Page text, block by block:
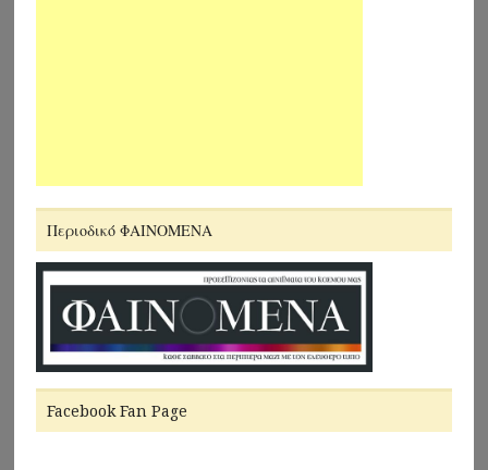
Περιοδικό ΦΑΙΝΟΜΕΝΑ
Facebook Fan Page